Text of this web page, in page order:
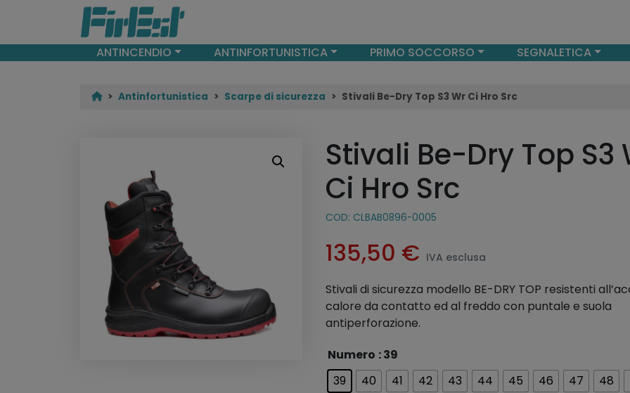
ANTINCENDIO ANTINFORTUNISTICA PRIMO SOCCORSO SEGNALETICA
Antinfortunistica Scarpe di sicurezza Stivali Be-Dry Top S3 Wr Ci Hro Src
Stivali Be-Dry Top S3
Ci Hro Src
COD: CLBAB0896-0005
135,50 € IVA esclusa
Stivali di sicurezza modello BE-DRY TOP resistenti
calore da contatto ed al freddo con puntale e suola
antiperforazione.
Numero : 39
39
40 41 42 43 44 45 46 47 48
A
lt